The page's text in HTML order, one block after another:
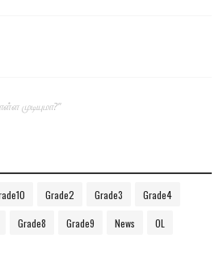
முடியுமா?"
Grade2 Grade3 Grade4
Grade8 Grade9 News OL